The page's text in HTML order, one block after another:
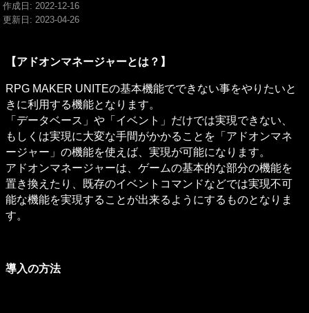
作成日: 2022-12-16
更新日: 2023-04-26
【アドオンマネージャーとは？】
RPG MAKER UNITEの基本機能でできない事をやりたいと
きに利用する機能となります。
「データベース」や「イベント」だけでは実現できない、
もしくは実現に大変な手間がかかることを「アドオンマネ
ージャー」の機能を使えば、実現が可能になります。
アドオンマネージャーは、ゲームの基本的な部分の機能を
置き換えたり、既存のイベントコマンドなどでは実現不可
能な機能を実現することが出来るようにするものとなりま
す。
導入の方法